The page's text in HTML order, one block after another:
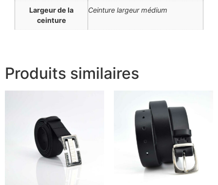
Largeur de la
ceinture
Ceinture largeur médium
Produits similaires